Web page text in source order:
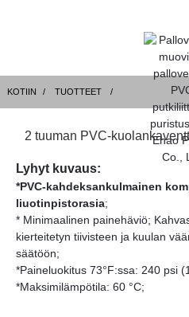
KOTIIN TUOTTEET
2 tuuman PVC-
Lyhyt kuvaus:
*PVC-kahdeksankulmainen
liuotinpistorasia;
* Minimaalinen painehäviö;
kierteitetyn tiivisteen ja kuulan
säätöön;
*Paineluokitus 73°F:ssa: 240 psi
*Maksimilämpötila: 60 °C;